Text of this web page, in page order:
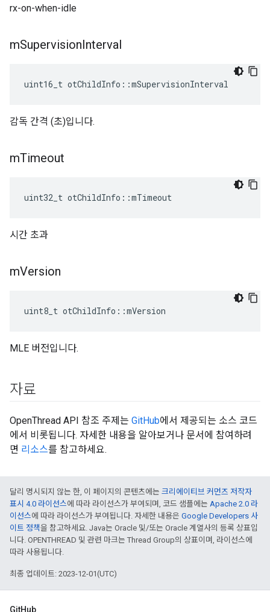
rx-on-when-idle
mSupervisionInterval
uint16_t otChildInfo ::mSupervisionInterval
감독 간격 (초)입니다.
mTimeout
uint32_t otChildInfo ::mTimeout
시간 초과
mVersion
uint8_t otChildInfo ::mVersion
MLE 버전입니다.
자료
OpenThread API 참조 주제는 GitHub에서 제공되는 소스 코드
에서 비롯됩니다. 자세한 내용을 알아보거나 문서에 참여하려
면 리소스를 참고하세요.
달리 명시되지 않는 한, 이 페이지의 콘텐츠에는 크리에이티브 커먼즈 저작자
표시 4.0 라이선스에 따라 라이선스가 부여되며, 코드 샘플에는 Apache 2.0 라
이선스에 따라 라이선스가 부여됩니다. 자세한 내용은 Google Developers 사
이트 정책을 참고하세요. Java는 Oracle 및/또는 Oracle 계열사의 등록 상표입
니다. OPENTHREAD 및 관련 마크는 Thread Group의 상표이며, 라이선스에
따라 사용됩니다.
최종 업데이트: 2023-12-01(UTC)
GitHub